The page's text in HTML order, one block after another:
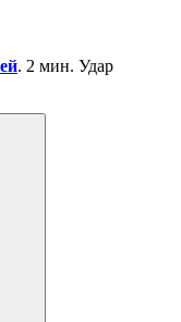
. 2 мин. Удар